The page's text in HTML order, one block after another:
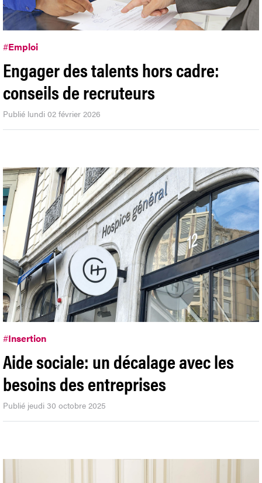
#Emploi
Engager des talents hors cadre:
conseils de recruteurs
Publié lundi 02 février 2026
#Insertion
Aide sociale: un décalage avec les
besoins des entreprises
Publié jeudi 30 octobre 2025